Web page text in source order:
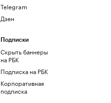
Telegram
Дзен
Подписки
Скрыть баннеры
на РБК
Подписка на РБК
Корпоративная
подписка